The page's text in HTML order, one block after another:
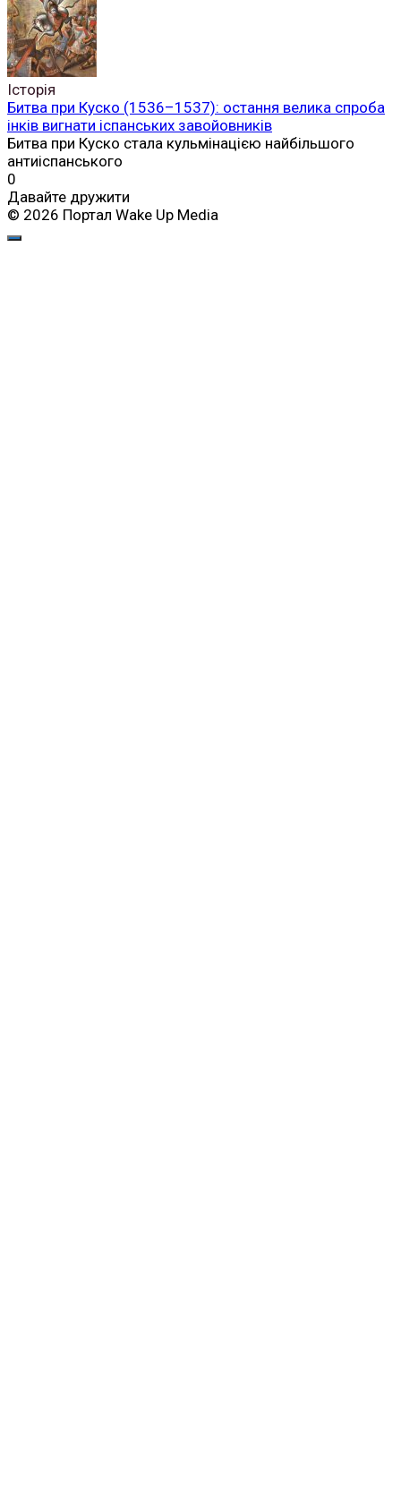
Історія
Битва при Куско (1536–1537): остання велика спроба
інків вигнати іспанських завойовників
Битва при Куско стала кульмінацією найбільшого
антиіспанського
0
Давайте дружити
© 2026 Портал Wake Up Media